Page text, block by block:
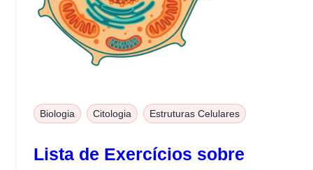
Biologia Citologia Estruturas Celulares
Lista de Exercícios sobre